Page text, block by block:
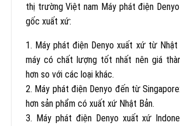
thị trường Việt nam Máy phát điện
gốc xuất xứ:
1. Máy phát điện Denyo xuất xứ từ Nhật
máy có chất lượng tốt nhất nên giá
hơn so với các loại khác.
2. Máy phát điện Denyo đến từ
hơn sản phẩm có xuất xứ Nhật Bản.
3. Máy phát điện Denyo xuất xứ